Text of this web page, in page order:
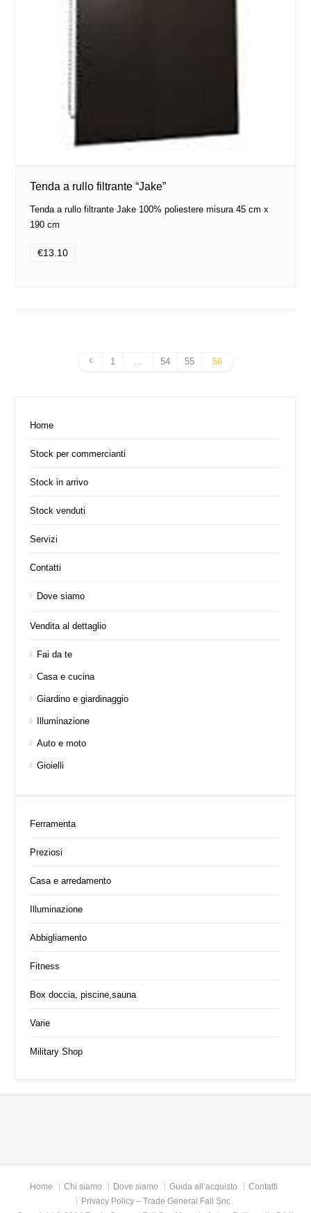
Tenda a rullo filtrante “Jake”
Tenda a rullo filtrante Jake 100% poliestere misura 45 cm x
190 cm
€13.10
1 54 55 56
Home
Stock per commercianti
Stock in arrivo
Stock venduti
Servizi
Contatti
Dove siamo
Vendita al dettaglio
Fai da te
Casa e cucina
Giardino e giardinaggio
Illuminazione
Auto e moto
Gioielli
Ferramenta
Preziosi
Casa e arredamento
Illuminazione
Abbigliamento
Fitness
Box doccia, piscine,sauna
Varie
Military Shop
Home Chi siamo Dove siamo Guida all’acquisto
Contatti
Privacy Policy – Trade General Fall Snc